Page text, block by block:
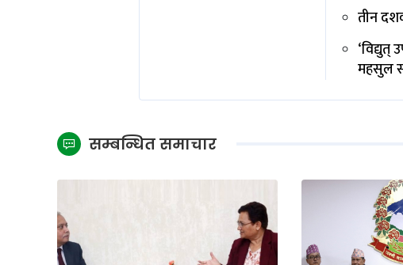
तीन
‘विद्युत्
महसुल
सम्बन्धित समाचार